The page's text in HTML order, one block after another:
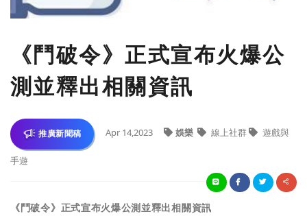
《鬥破令》正式宣布火爆公
測並釋出相關資訊
推廣新聞稿 Apr 14,2023 娛樂 線上社群 遊戲與
手遊
《鬥破令》正式宣布火爆公測並釋出相關資訊